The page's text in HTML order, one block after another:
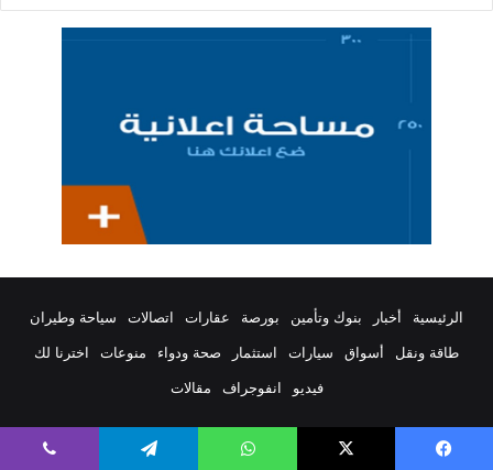
الرئيسية أخبار بنوك وتأمين بورصة عقارات اتصالات
سياحة وطيران
طاقة ونقل
أسواق سيارات استثمار صحة ودواء منوعات
اخترنا لك
فيديو
انفوجراف مقالات